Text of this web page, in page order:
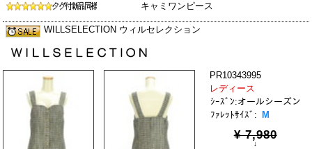
キャミワンピース
WILLSELECTION ウィルセレクション
PR10343995
レディース
ｼｰｽﾞﾝ:オールシーズン
ﾌｧﾚｯﾄｻｲｽﾞ:
M
¥ 7,980
↓